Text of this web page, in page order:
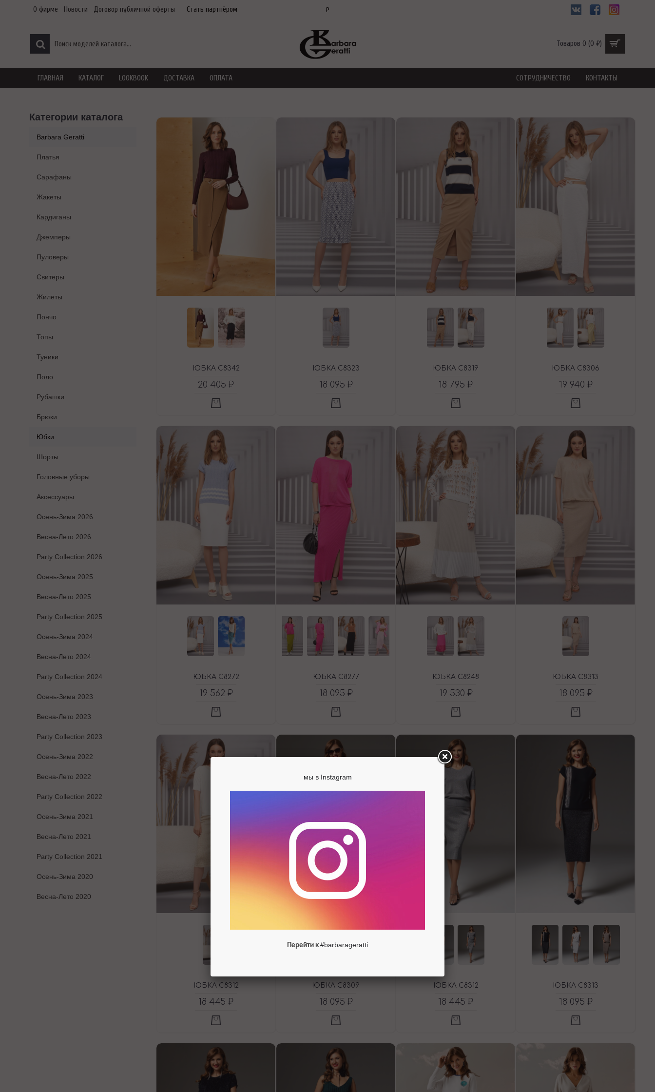
О фирме Новости Договор публичной оферты Стать партнёром ₽
Товаров 0 (0 ₽)
ГЛАВНАЯ КАТАЛОГ LOOKBOOK ДОСТАВКА ОПЛАТА КОНТАКТЫ
СОТРУДНИЧЕСТВО
Категории каталога
Barbara Geratti
Платья
Сарафаны
Жакеты
Кардиганы
Джемперы
Пуловеры
Свитеры
Жилеты
Пончо
Топы
Туники
Поло
Рубашки
Брюки
Юбки
Шорты
Головные уборы
Аксессуары
Осень-Зима 2026
Весна-Лето 2026
Party Collection 2026
Осень-Зима 2025
Весна-Лето 2025
Party Collection 2025
Осень-Зима 2024
Весна-Лето 2024
Party Collection 2024
Осень-Зима 2023
Весна-Лето 2023
Party Collection 2023
Осень-Зима 2022
Весна-Лето 2022
Party Collection 2022
Осень-Зима 2021
Весна-Лето 2021
Party Collection 2021
Осень-Зима 2020
Весна-Лето 2020
ЮБКА C8342
20 405 ₽
ЮБКА C8323
18 095 ₽
ЮБКА C8319
18 795 ₽
ЮБКА C8306
19 940 ₽
ЮБКА C8272
19 562 ₽
ЮБКА C8277
18 095 ₽
ЮБКА C8248
19 530 ₽
ЮБКА C8313
18 095 ₽
ЮБКА C8312
18 445 ₽
ЮБКА C8309
18 095 ₽
ЮБКА C8312
18 445 ₽
ЮБКА C8313
18 095 ₽
мы в Instagram
Перейти к#barbarageratti